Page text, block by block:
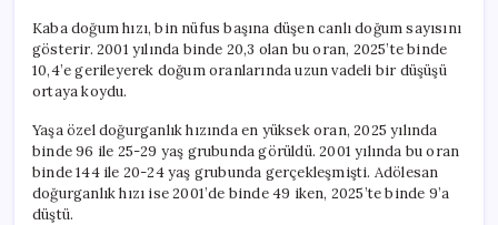
Kaba doğum hızı, bin nüfus başına düşen canlı doğum sayısını
gösterir. 2001 yılında binde 20,3 olan bu oran, 2025’te binde
10,4’e gerileyerek doğum oranlarında uzun vadeli bir düşüşü
ortaya koydu.
Yaşa özel doğurganlık hızında en yüksek oran, 2025 yılında
binde 96 ile 25-29 yaş grubunda görüldü. 2001 yılında bu oran
binde 144 ile 20-24 yaş grubunda gerçekleşmişti. Adölesan
doğurganlık hızı ise 2001’de binde 49 iken, 2025’te binde 9’a
düştü.